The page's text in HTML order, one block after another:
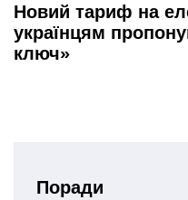
Новий тариф на
українцям
ключ»
Поради